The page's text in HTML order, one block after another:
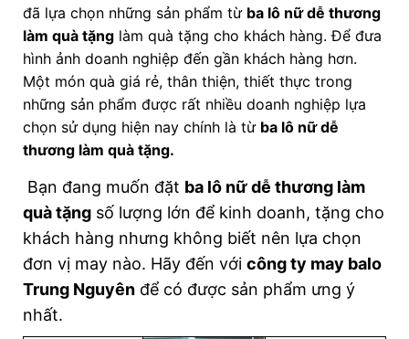
đã lựa chọn những sản phẩm từ ba lô nữ dễ thương
làm quà tặnglàm quà tặng cho khách hàng. Để đưa
hình ảnh doanh nghiệp đến gần khách hàng hơn.
Một món quà giá rẻ, thân thiện, thiết thực trong
những sản phẩm được rất nhiều doanh nghiệp lựa
chọn sử dụng hiện nay chính là từ ba lô nữ dễ
thương làm quà tặng.
Bạn đang muốn đặt ba lô nữ dễ thương làm
quà tặngsố lượng lớn để kinh doanh, tặng cho
khách hàng nhưng không biết nên lựa chọn
đơn vị may nào. Hãy đến với công ty may balo
Trung Nguyênđể có được sản phẩm ưng ý
nhất.